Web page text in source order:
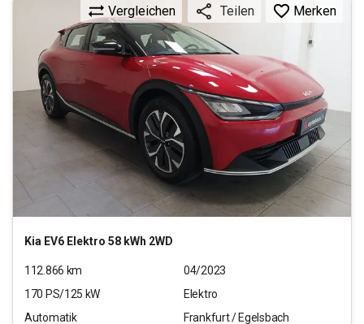
Kia EV6 Elektro 58 kWh 2WD
Vergleichen Teilen Merken
112.866 km
04/2023
170 PS/125 kW
Elektro
Automatik
Frankfurt / Egelsbach